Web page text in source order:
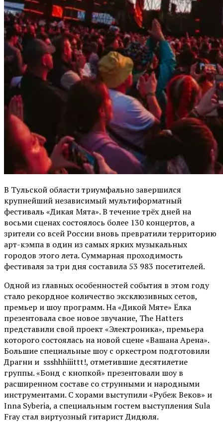
В Тульской области триумфально завершился
крупнейший независимый мультиформатный
фестиваль «Дикая Мята». В течение трёх дней на
восьми сценах состоялось более 130 концертов, а
зрители со всей России вновь превратили территорию
арт-кэмпа в один из самых ярких музыкальных
городов этого лета. Суммарная проходимость
фестиваля за три дня составила 53 983 посетителей.
Одной из главных особенностей события в этом году
стало рекордное количество эксклюзивных сетов,
премьер и шоу программ. На «Дикой Мяте» Ёлка
презентовала свое новое звучание, The Hatters
представили свой проект «Электроника», премьера
которого состоялась на новой сцене «Вашана Арена».
Большие специальные шоу с оркестром подготовили
Драгни и ssshhhiiittt!, отметившие десятилетие
группы. «Бонд с кнопкой» презентовали шоу в
расширенном составе со струнными и народными
инструментами. С хорами выступили «Рубеж Веков» и
Inna Syberia, а специальным гостем выступления Sula
Fray стал виртуозный гитарист Дидюля.